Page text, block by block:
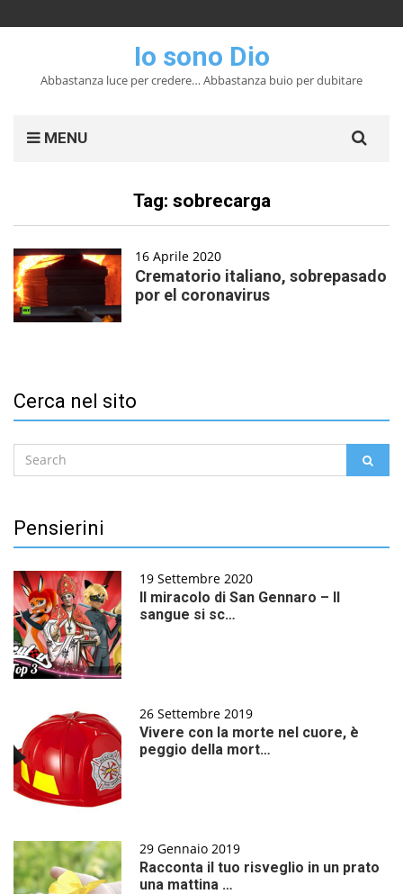
Io sono Dio
Abbastanza luce per credere… Abbastanza buio per dubitare
MENU
for:
Tag: sobrecarga
16 Aprile 2020
Crematorio italiano, sobrepasado
por el coronavirus
Cerca nel sito
Search
for:
Pensierini
19 Settembre 2020
Il miracolo di San Gennaro – Il
sangue si sc…
26 Settembre 2019
Vivere con la morte nel cuore, è
peggio della mort…
29 Gennaio 2019
Racconta il tuo risveglio in un prato
una mattina …